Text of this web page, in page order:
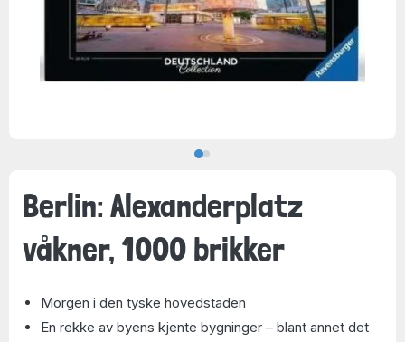
Berlin: Alexanderplatz
våkner, 1000 brikker
Morgen i den tyske hovedstaden
En rekke av byens kjente bygninger – blant annet det